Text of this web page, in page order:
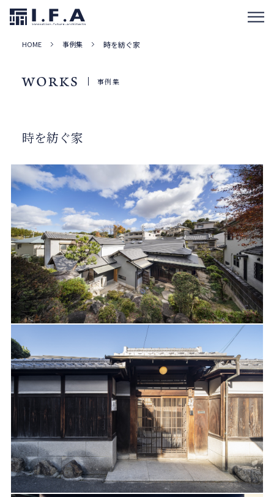
HOME 事例集 時を紡ぐ家
WORKS 事例集
時を紡ぐ家